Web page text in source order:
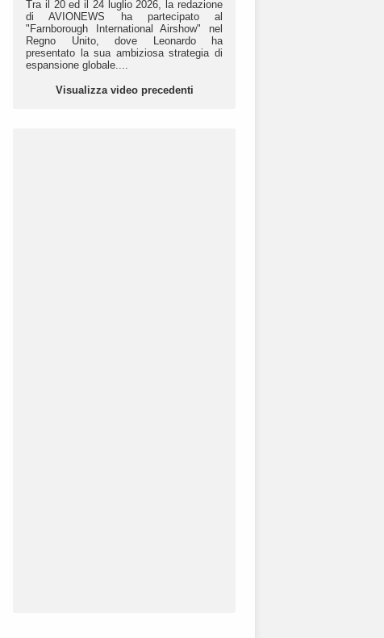
Tra il 20 ed il 24 luglio 2026, la redazione
di AVIONEWS ha partecipato al
"Farnborough International Airshow" nel
Regno Unito, dove Leonardo ha
presentato la sua ambiziosa strategia di
espansione globale....
Visualizza video precedenti